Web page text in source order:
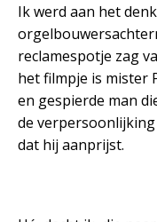
Ik werd aan het
reclamespotje zag
het filmpje is mister
en gespierde man
de
dat hij aanprijst.